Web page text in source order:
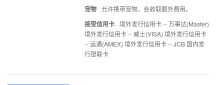
宠物 允许携带宠物，会收取额外费用。
接受信用卡 境外发行信用卡 -- 万事达(Master)
境外发行信用卡 -- 威士(VISA) 境外发行信用卡
-- 运通(AMEX) 境外发行信用卡 -- JCB 国内发
行银联卡